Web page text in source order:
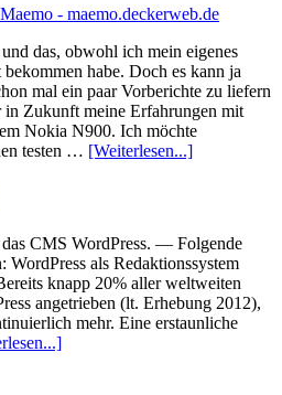
das, obwohl ich mein eigenes
habe. Doch es kann ja
mal ein paar Vorberichte zu liefern
Zukunft meine Erfahrungen mit
Nokia N900. Ich möchte
testen … [Weiterlesen...]
CMS WordPress. — Folgende
WordPress als Redaktionssystem
knapp 20% aller weltweiten
angetrieben (lt. Erhebung 2012),
mehr. Eine erstaunliche